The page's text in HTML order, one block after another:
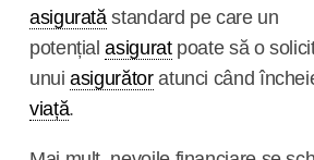
asigurată standard pe care un
potențial asigurat poate să o
unui asigurător atunci când
viață.